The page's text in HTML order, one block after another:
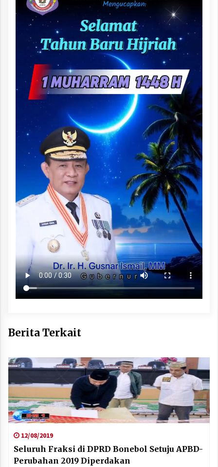
Berita Terkait
12/08/2019
Seluruh Fraksi di DPRD Bonebol Setuju APBD-
Perubahan 2019 Diperdakan